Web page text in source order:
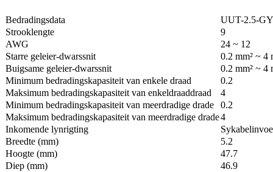
Bedradingsdata
UUT-2.5-GY
Strooklengte
9
AWG
24 ~ 12
Starre geleier-dwarssnit
0.2 mm² ~ 4
Buigsame geleier-dwarssnit
0.2 mm² ~ 4
Minimum bedradingskapasiteit van enkele draad
0.2
Maksimum bedradingskapasiteit van enkeldraaddraad
4
Minimum bedradingskapasiteit van meerdradige drade
0.2
Maksimum bedradingskapasiteit van meerdradige drade4
Inkomende lynrigting
Breedte (mm)
5.2
Hoogte (mm)
47.7
Diep (mm)
46.9